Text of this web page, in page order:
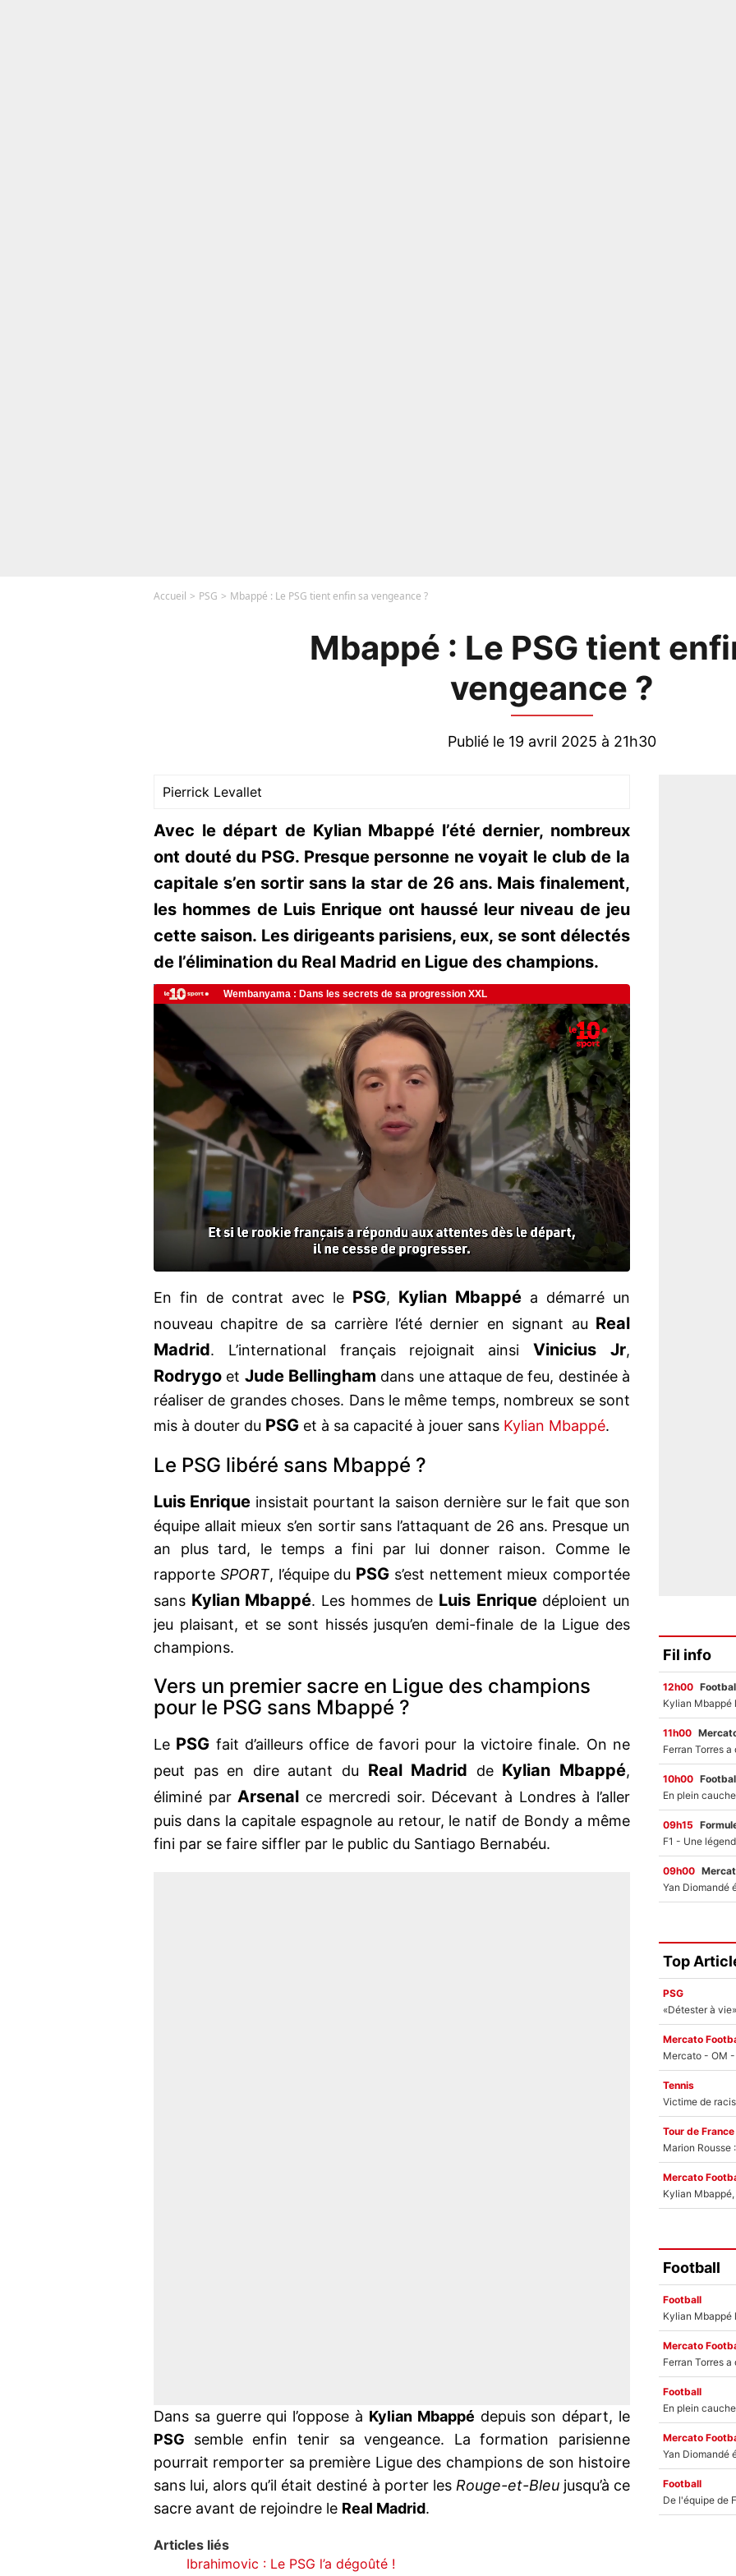
Accueil PSG Mbappé : Le PSG tient enfin sa vengeance ?
Mbappé : Le PSG tient
vengeance ?
Publié le 19 avril 2025 à 21h30
Pierrick Levallet
Avec le départ de Kylian Mbappé l’été dernier, nombreux
ont douté du PSG. Presque personne ne voyait le club de la
capitale s’en sortir sans la star de 26 ans. Mais finalement,
les hommes de Luis Enrique ont haussé leur niveau de jeu
cette saison. Les dirigeants parisiens, eux, se sont délectés
de l’élimination du Real Madrid en Ligue des champions.
En fin de contrat avec le PSG, Kylian Mbappé a démarré un
nouveau chapitre de sa carrière l’été dernier en signant au Real
Madrid. L’international français rejoignait ainsiVinicius Jr,
Rodrygo et Jude Bellingham dans une attaque de feu, destinée à
réaliser de grandes choses. Dans le même temps, nombreux se sont
mis à douter du PSG et à sa capacité à jouer sans Kylian Mbappé.
Le PSG libéré sans Mbappé ?
Luis Enrique insistait pourtant la saison dernière sur le fait que son
équipe allait mieux s’en sortir sans l’attaquant de 26 ans. Presque un
an plus tard, le temps a fini par lui donner raison. Comme le
rapporte SPORT, l’équipe du PSG s’est nettement mieux comportée
sans Kylian Mbappé. Les hommes de Luis Enriquedéploient un
jeu plaisant, et se sont hissés jusqu’en demi-finale de la Ligue des
champions.
Vers un premier sacre en Ligue des champions
pour le PSG sans Mbappé ?
Le PSG fait d’ailleurs office de favori pour la victoire finale. On ne
peut pas en dire autant du Real Madrid de Kylian Mbappé,
éliminé parArsenal ce mercredi soir. Décevant à Londres à l’aller
puis dans la capitale espagnole au retour, le natif de Bondy a même
fini par se faire siffler par le public du Santiago Bernabéu.
Dans sa guerre qui l’oppose à Kylian Mbappé depuis son départ, le
PSG semble enfin tenir sa vengeance. La formation parisienne
pourrait remporter sa première Ligue des champions de son histoire
sans lui, alors qu’il était destiné à porter les Rouge-et-Bleu jusqu’à ce
sacre avant de rejoindre le Real Madrid.
Articles liés
Ibrahimovic : Le PSG l’a dégoûté !
Fil info
12h00
11h00
10h00
09h15
09h00
Top
PSG
Mercato
Tennis
Tour de France
Marion Rousse
Mercato
Kylian
Football
Football
Mercato
Football
Mercato
Football